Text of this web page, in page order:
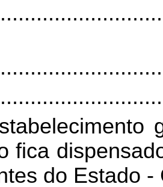
fica
do Estado -